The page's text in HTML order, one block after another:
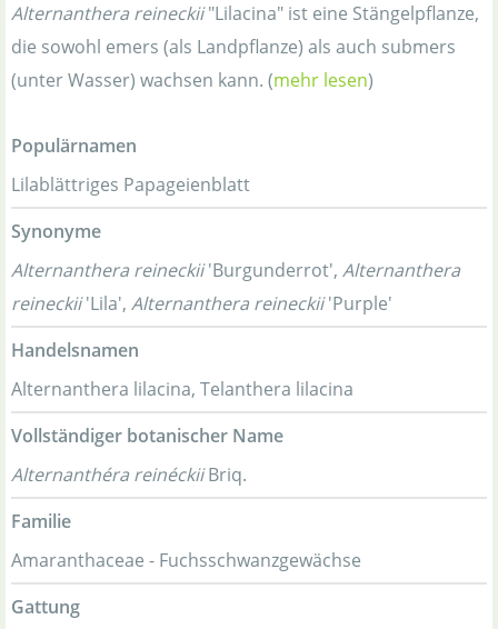
Alternanthera reineckii"Lilacina" ist eine Stängelpflanze,
die sowohl emers (als Landpflanze) als auch submers
(unter Wasser) wachsen kann. (mehr lesen)
Populärnamen
Lilablättriges Papageienblatt
Synonyme
Alternanthera reineckii'Burgunderrot', Alternanthera
reineckii'Lila', Alternanthera reineckii'Purple'
Handelsnamen
Alternanthera lilacina, Telanthera lilacina
Vollständiger botanischer Name
Alternanthéra reinéckiiBriq.
Familie
Amaranthaceae - Fuchsschwanzgewächse
Gattung